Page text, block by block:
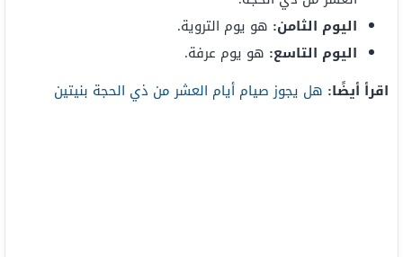
اليوم الثامن: هو يوم التروية.
اليوم التاسع: هو يوم عرفة.
اقرأ أيضًا: هل يجوز صيام أيام العشر من ذي الحجة بنيتين